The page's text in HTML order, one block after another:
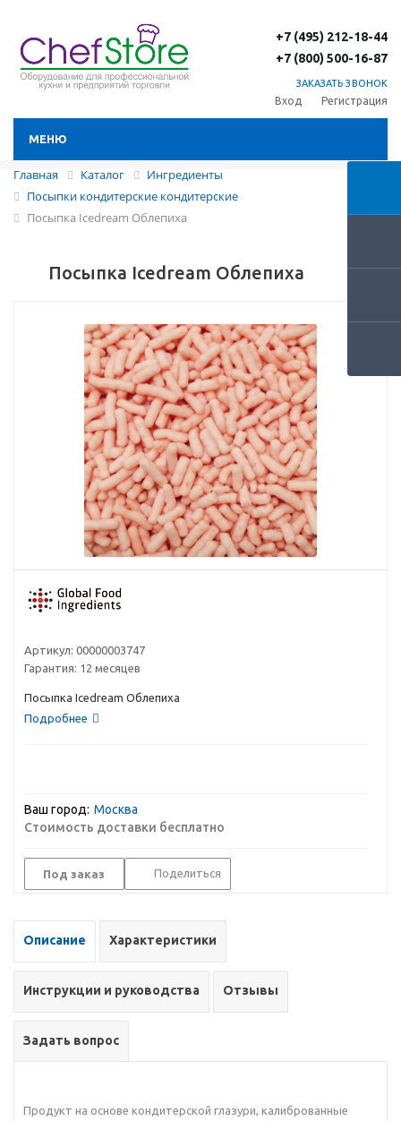
+7 (495) 212-18-44
+7 (800) 500-16-87
ЗАКАЗАТЬ ЗВОНОК
Вход Регистрация
МЕНЮ
Главная Каталог
Ингредиенты
Посыпки кондитерские кондитерские
Посыпка Icedream Облепиха
Посыпка Icedream Облепиха
Артикул: 00000003747
Гарантия: 12 месяцев
Посыпка Icedream Облепиха
Подробнее
Ваш город: Москва
Стоимость доставки бесплатно
Под заказ Поделиться
Описание Характеристики
Инструкции и руководства Отзывы
Задать вопрос
Продукт на основе кондитерской глазури, калиброванные